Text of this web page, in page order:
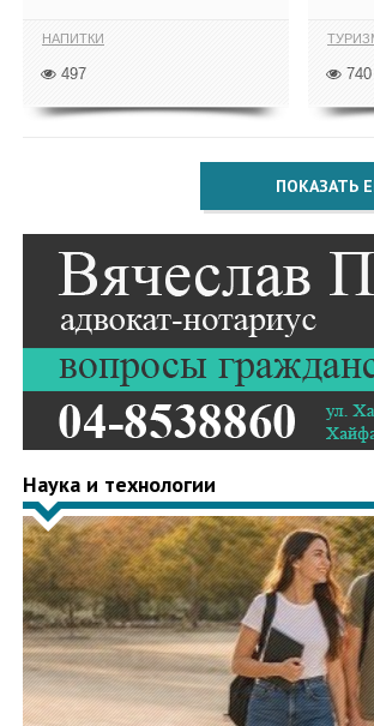
НАПИТКИ
497 740
ПОКАЗАТЬ
Наука и технологии